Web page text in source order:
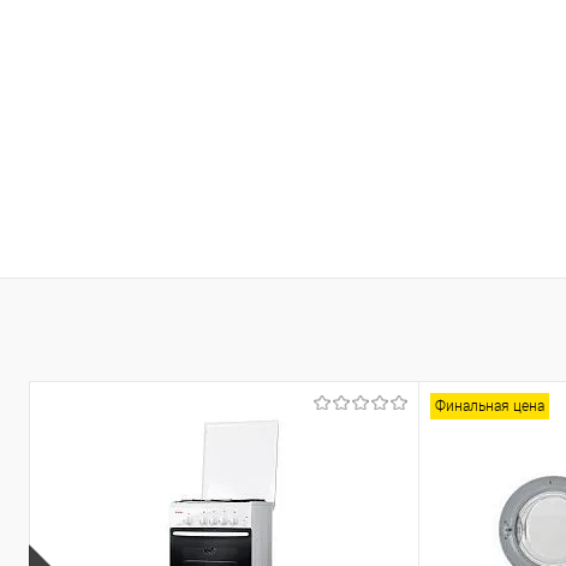
Финальная цена